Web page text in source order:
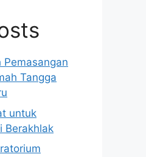
Pemasangan
Tangga
untuk
Berakhlak